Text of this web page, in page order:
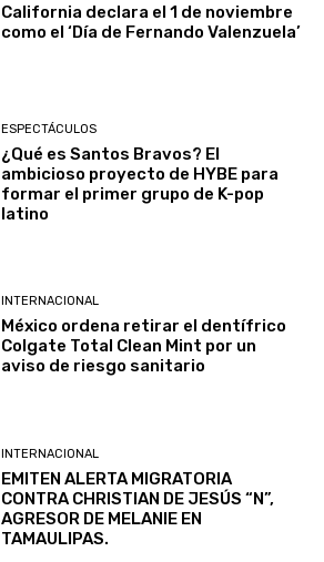
California declara el 1 de noviembre
como el ‘Día de Fernando Valenzuela’
ESPECTÁCULOS
¿Qué es Santos Bravos? El
ambicioso proyecto de HYBE para
formar el primer grupo de K-pop
latino
INTERNACIONAL
México ordena retirar el dentífrico
Colgate Total Clean Mint por un
aviso de riesgo sanitario
INTERNACIONAL
EMITEN ALERTA MIGRATORIA
CONTRA CHRISTIAN DE JESÚS “N”,
AGRESOR DE MELANIE EN
TAMAULIPAS.